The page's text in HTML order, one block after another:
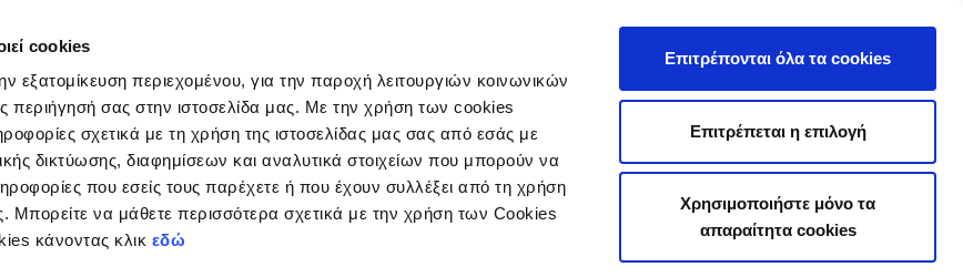
cookies
εξατομίκευση περιεχομένου, για την παροχή λειτουργιών κοινωνικών
περιήγησή σας στην ιστοσελίδα μας. Με την χρήση των cookies
σχετικά με τη χρήση της ιστοσελίδας μας σας από εσάς με
δικτύωσης, διαφημίσεων και αναλυτικά στοιχείων που μπορούν να
που εσείς τους παρέχετε ή που έχουν συλλέξει από τη χρήση
να μάθετε περισσότερα σχετικά με την χρήση των Cookies
κάνοντας κλικ εδώ
Επιτρέπονται όλα τα cookies
Επιτρέπεται η επιλογή
Χρησιμοποιήστε μόνο τα
απαραίτητα cookies
Διοργανώσεις
Next
Tweets by CyprusFA
Προσεχή γεγονότα